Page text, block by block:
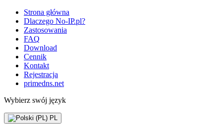
Strona główna
Dlaczego No-IP.pl?
Zastosowania
FAQ
Download
Cennik
Kontakt
Rejestracja
primedns.net
Wybierz swój język
PL